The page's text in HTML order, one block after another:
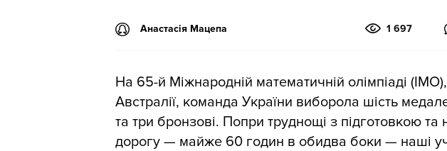
Анастасія Мацепа 1 697
На 65-й Міжнародній математичній олімпіаді
Австралії, команда України виборола шість
та три бронзові. Попри труднощі з підготовкою
дорогу — майже 60 годин в обидва боки — наші